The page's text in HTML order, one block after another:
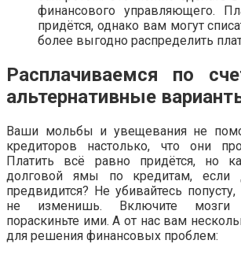
финансового управляющего.
придётся, однако вам могут
более выгодно распределить
Расплачиваемся по
альтернативные
Ваши мольбы и увещевания не
кредиторов настолько, что они
Платить всё равно придётся, но
долговой ямы по кредитам, если
предвидится? Не убивайтесь
не изменишь. Включите мозги
пораскиньте ими. А от нас вам
для решения финансовых проблем: